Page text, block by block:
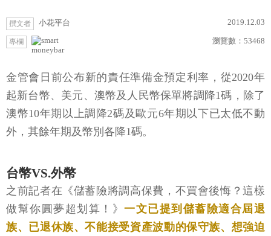
撰文者 小花平台 2019.12.03
專欄
moneybar
瀏覽數： 53468
金管會日前公布新的責任準備金預定利率，從2020年
起新台幣、美元、澳幣及人民幣保單將調降1碼，除了
澳幣10年期以上調降2碼及歐元6年期以下已太低不動
外，其餘年期及幣別各降1碼。
台幣VS.外幣
之前記者在《儲蓄險將調高保費，不買會後悔？這樣
做幫你圓夢超划算！》一文已提到儲蓄險適合屆退
族、已退休族、不能接受資產波動的保守族、想強迫